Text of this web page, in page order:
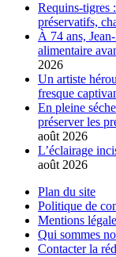
Requins-tigres
préservatifs,
À 74 ans,
alimentaire
2026
Un artiste
fresque
En pleine
préserver les
août 2026
L’éclairage
août 2026
Plan du site
Politique de
Mentions
Qui sommes
Contacter la